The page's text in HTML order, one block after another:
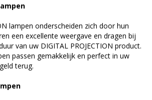
lampen onderscheiden zich door hun
een excellente weergave en dragen bij
van uw DIGITAL PROJECTION product.
passen gemakkelijk en perfect in uw
terug.